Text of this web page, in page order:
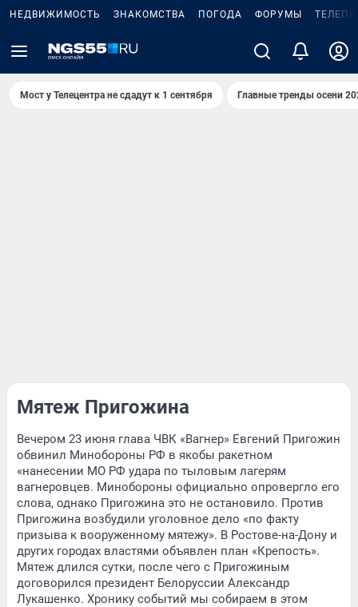
НЕДВИЖИМОСТЬ ЗНАКОМСТВА ПОГОДА ФОРУМЫ
Мост у Телецентра не сдадут к 1 сентября Главные тренды осени
Мятеж Пригожина
Вечером 23 июня глава ЧВК «Вагнер» Евгений Пригожин
обвинил Минобороны РФ в якобы ракетном
«нанесении МО РФ удара по тыловым лагерям
вагнеровцев. Минобороны официально опровергло его
слова, однако Пригожина это не остановило. Против
Пригожина возбудили уголовное дело «по факту
призыва к вооруженному мятежу». В Ростове-на-Дону и
других городах властями объявлен план «Крепость».
Мятеж длился сутки, после чего с Пригожиным
договорился президент Белоруссии Александр
Лукашенко. Хронику событий мы собираем в этом